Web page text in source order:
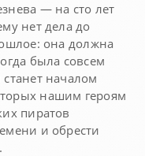
— на сто лет
нет дела до
она должна
была совсем
началом
нашим героям
пиратов
и обрести